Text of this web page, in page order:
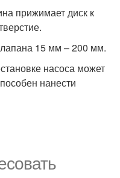
прижимает диск к
15 мм – 200 мм.
насоса может
нанести